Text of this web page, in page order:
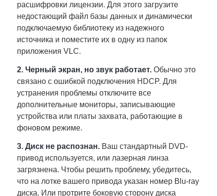
расшифровки лицензии. Для этого загрузите
недостающий файл базы данных и динамически
подключаемую библиотеку из надежного
источника и поместите их в одну из папок
приложения VLC.
2. Черный экран, но звук работает. Обычно это
связано с ошибкой подключения HDCP. Для
устранения проблемы отключите все
дополнительные мониторы, записывающие
устройства или платы захвата, работающие в
фоновом режиме.
3. Диск не распознан. Ваш стандартный DVD-
привод используется, или лазерная линза
загрязнена. Чтобы решить проблему, убедитесь,
что на лотке вашего привода указан номер Blu-ray
диска. Или протрите боковую сторону диска